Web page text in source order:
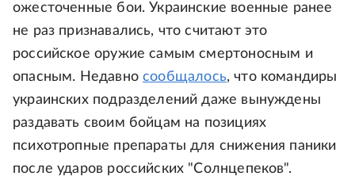
ожесточенные бои. Украинские военные ранее
не раз признавались, что считают это
российское оружие самым смертоносным и
опасным. Недавносообщалось, что командиры
украинских подразделений даже вынуждены
раздавать своим бойцам на позициях
психотропные препараты для снижения паники
после ударов российских "Солнцепеков".